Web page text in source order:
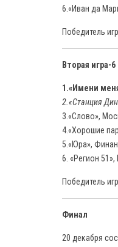
6.«Иван да
Победитель
Вторая игра-
1.«Имени
2.«Станция
3.«Слово»,
4.«Хорошие
5.«Юра»,
6. «Регион
Победитель
Финал
20 декабря